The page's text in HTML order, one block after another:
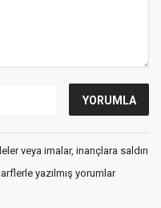
veya imalar, inançlara saldırı
yazılmış yorumlar